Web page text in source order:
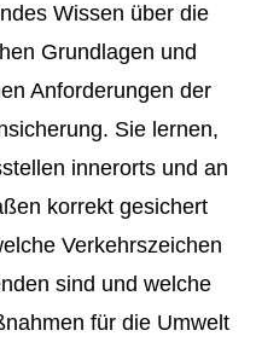
Wissen über die
Grundlagen und
Anforderungen der
Sie lernen,
innerorts und an
korrekt gesichert
Verkehrszeichen
sind und welche
für die Umwelt